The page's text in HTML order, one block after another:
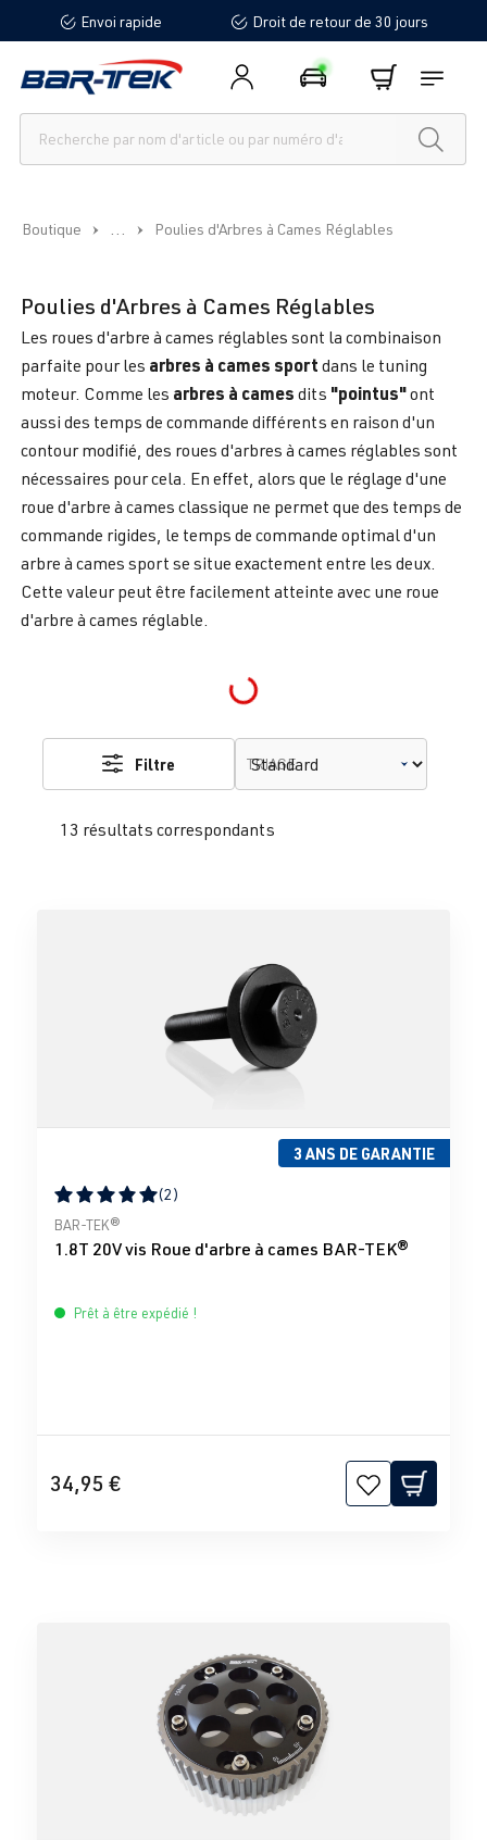
principalEnvoi rapide Droit de retour de 30 jours
Boutique ... Poulies d'Arbres à Cames Réglables
Poulies d'Arbres à Cames Réglables
Les roues d'arbre à cames réglables sont la combinaison
parfaite pour les arbres à cames sport dans le tuning
moteur. Comme les arbres à cames dits "pointus"ont
aussi des temps de commande différents en raison d'un
contour modifié, des roues d'arbres à cames réglables sont
nécessaires pour cela. En effet, alors que le réglage d'une
roue d'arbre à cames classique ne permet que des temps de
commande rigides, le temps de commande optimal d'un
arbre à cames sport se situe exactement entre les deux.
Cette valeur peut être facilement atteinte avec une roue
d'arbre à cames réglable.
Loading...
13 résultats correspondants
Filtre TRIAGE
3 ANS DE GARANTIE
Note moyenne de 5 sur 5 étoiles
(2)
BAR-TEK®
1.8T 20V vis Roue d'arbre à cames BAR-TEK®
Prêt à être expédié !
34,95 €